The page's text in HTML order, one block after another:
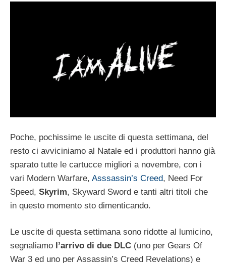
Poche, pochissime le uscite di questa settimana, del
resto ci avviciniamo al Natale ed i produttori hanno già
sparato tutte le cartucce migliori a novembre, con i
vari Modern Warfare, Asssassin’s Creed, Need For
Speed, Skyrim, Skyward Sword e tanti altri titoli che
in questo momento sto dimenticando.
Le uscite di questa settimana sono ridotte al lumicino,
segnaliamo l’arrivo di due DLC (uno per Gears Of
War 3 ed uno per Assassin’s Creed Revelations) e